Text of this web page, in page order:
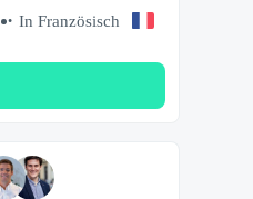
In Französisch